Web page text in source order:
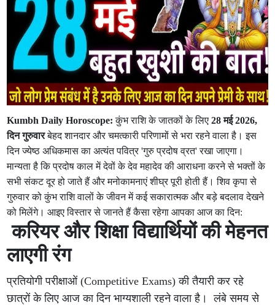
Kumbh Daily Horoscope: कुंभ राशि के जातकों के लिए28 मई 2026,
दिन गुरुवारबेहद शानदार और चमत्कारी परिणामों से भरा रहने वाला है। इस
दिन ज्येष्ठ अधिकमास का अत्यंत पवित्र 'गुरु प्रदोष व्रत' रखा जाएगा।
मान्यता है कि प्रदोष काल में देवों के देव महादेव की आराधना करने से भक्तों के
सभी संकट दूर हो जाते हैं और मनोकामनाएं शीघ्र पूरी होती हैं। शिव कृपा से
गुरुवार को कुंभ राशि वालों के जीवन में कई सकारात्मक और बड़े बदलाव देखने
को मिलेंगे। आइए विस्तार से जानते हैं कैसा रहेगा आपका आज का दिन:
करियर और शिक्षा विद्यार्थियों की मेहनत
लाएगी रंग
प्रतियोगी परीक्षाओं (Competitive Exams) की तैयारी कर रहे
छात्रों के लिए आज का दिन भाग्यशाली रहने वाला है। लंबे समय से